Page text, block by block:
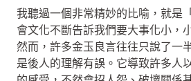
我聽過一個非常精妙的比喻，就是
會文化不斷告訴我們要大事化小，
然而，許多金玉良言往往只說了一
是後人的理解有誤。它導致許多人